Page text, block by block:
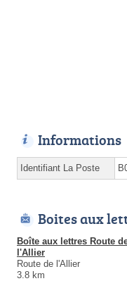
Informations
Identifiant La Poste
Boites aux
Boîte aux lettres Route
l'Allier
Route de l'Allier
3.8 km